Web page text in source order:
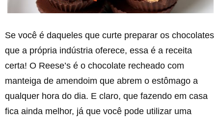
Se você é daqueles que curte preparar os chocolates
que a própria indústria oferece, essa é a receita
certa! O Reese’s é o chocolate recheado com
manteiga de amendoim que abrem o estômago a
qualquer hora do dia. E claro, que fazendo em casa
fica ainda melhor, já que você pode utilizar uma